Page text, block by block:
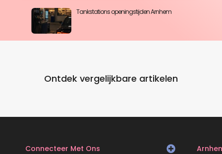
Tankstations openingstijden Arnhem
Ontdek vergelijkbare artikelen
Connecteer Met Ons